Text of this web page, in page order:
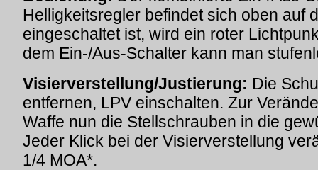
Helligkeitsregler befindet sich oben auf
eingeschaltet ist, wird ein roter
dem Ein-/Aus-Schalter kann man
Visierverstellung/Justierung: Die
entfernen, LPV einschalten. Zur
Waffe nun die Stellschrauben in die
Jeder Klick bei der Visierverstellung
1/4 MOA*.